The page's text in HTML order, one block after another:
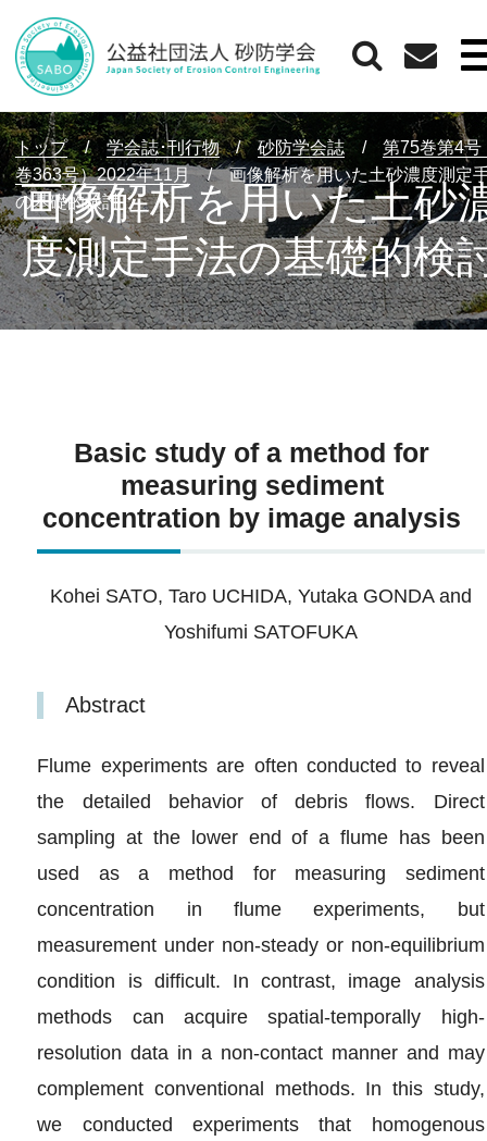
画像解析を用いた土砂
度測定手法の基礎的検
トップ / 学会誌･刊行物 / 砂防学会誌 /
第75巻第4号
巻363号）2022年11月
/
画像解析を用いた土砂濃度測定
の基礎的検討
Basic study of a method for
measuring sediment
concentration by image analysis
Kohei SATO, Taro UCHIDA, Yutaka GONDA and
Yoshifumi SATOFUKA
Abstract
Flume experiments are often conducted to reveal
the detailed behavior of debris flows. Direct
sampling at the lower end of a flume has been
used as a method for measuring sediment
concentration in flume experiments, but
measurement under non‐steady or non‐equilibrium
condition is difficult. In contrast, image analysis
methods can acquire spatial‐temporally high‐
resolution data in a non‐contact manner and may
complement conventional methods. In this study,
we conducted experiments that homogenous